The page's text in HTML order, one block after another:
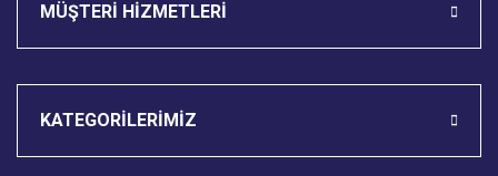
MÜŞTERİ HİZMETLERİ
KATEGORİLERİMİZ